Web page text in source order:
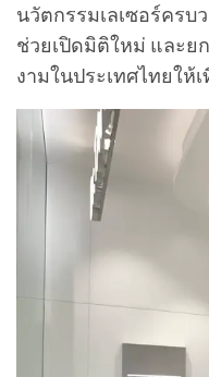
นวัตกรรมเลเซอร์ครบ
ช่วยเปิดมิติใหม่ และย
งามในประเทศไทยให้